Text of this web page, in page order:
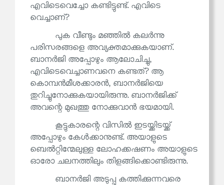
എവിടെവെച്ചോ കണ്ടിട്ടുണ്ട്. എവിടെ
വെച്ചാണ്?
പുക വീണ്ടും മഞ്ഞിൽ കലർന്നു
പരിസരങ്ങളെ അവ്യക്തമാക്കുകയാണ്.
ബാനർജി അപ്പോഴും ആലോചിച്ചു,
എവിടെവെച്ചാണവനെ കണ്ടത്? ആ
കൊമ്പൻമീശക്കാരൻ, ബാനർജിയെ
തുറിച്ചുനോക്കുകയായിരുന്നു. ബാനർജിക്ക്
അവന്റെ മുഖത്തു നോക്കുവാൻ ഭയമായി.
കൂട്ടുകാരന്റെ വിസിൽ ഇടയ്ക്കിടയ്ക്ക്
അപ്പോഴും കേൾക്കാനുണ്ട്. അയാളുടെ
ബെൽറ്റിന്മേലുള്ള ലോഹക്കഷണം അയാളുടെ
ഓരോ ചലനത്തിലും തിളങ്ങിക്കൊണ്ടിരുന്നു.
ബാനർജി അടുപ്പു കത്തിക്കുന്നവരെ